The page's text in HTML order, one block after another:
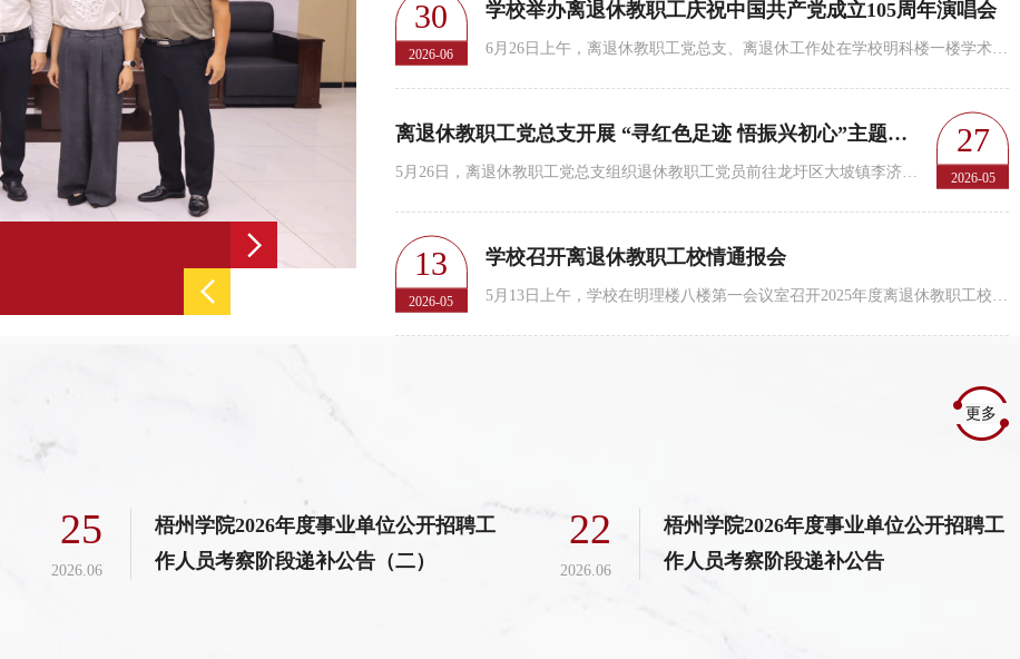
学校举办离退休教职工庆祝中国共产党成立105周年演唱会
30
2026-06
学校举办离退休教职工庆祝中国共产党成立105周年演唱会
6月26日上午，离退休教职工党总支、离退休工作处在学校明科楼一楼学术报告厅联合举办“赞歌献给党 音韵...
27
2026-05
离退休教职工党总支开展 “寻红色足迹 悟振兴初心”主题党日...
5月26日，离退休教职工党总支组织退休教职工党员前往龙圩区大坡镇李济深故居、新地镇富回村开展“寻红色...
13
2026-05
学校召开离退休教职工校情通报会
5月13日上午，学校在明理楼八楼第一会议室召开2025年度离退休教职工校情通报会。校党委常委、副校长莫晨...
更多
25
2026.06
梧州学院2026年度事业单位公开招聘工
作人员考察阶段递补公告（二）
22
2026.06
梧州学院2026年度事业单位公开招聘工
作人员考察阶段递补公告